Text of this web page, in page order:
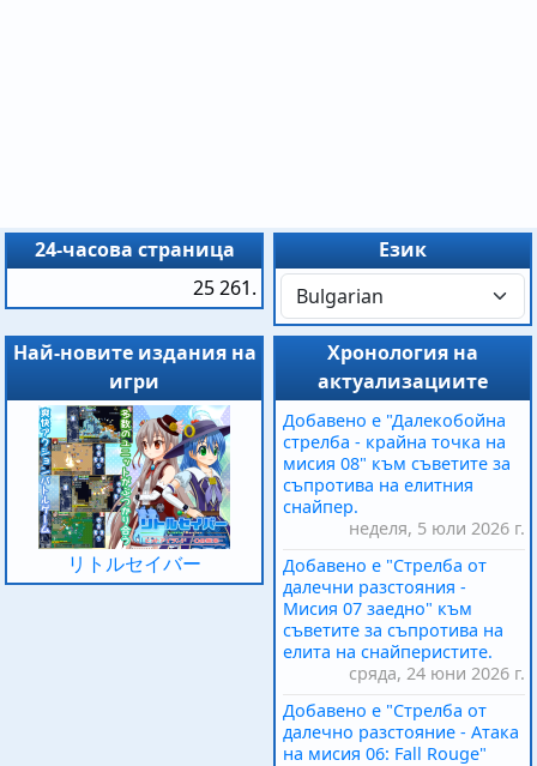
24-часова страница
25 261.
Език
Най-новите издания на
игри
リトルセイバー
Хронология на
актуализациите
Добавено е "Далекобойна
стрелба - крайна точка на
мисия 08" към съветите за
съпротива на елитния
снайпер.
неделя, 5 юли 2026 г.
Добавено е "Стрелба от
далечни разстояния -
Мисия 07 заедно" към
съветите за съпротива на
елита на снайперистите.
сряда, 24 юни 2026 г.
Добавено е "Стрелба от
далечно разстояние - Атака
на мисия 06: Fall Rouge"